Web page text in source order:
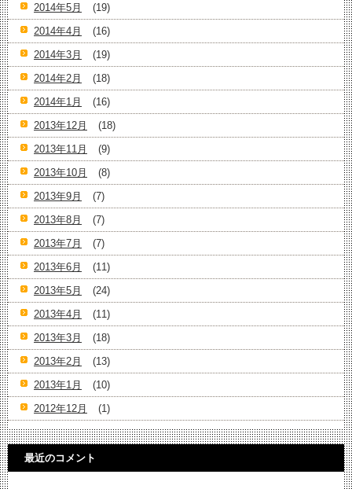
2014年5月
(19)
2014年4月
(16)
2014年3月
(19)
2014年2月
(18)
2014年1月
(16)
2013年12月
(18)
2013年11月
(9)
2013年10月
(8)
2013年9月
(7)
2013年8月
(7)
2013年7月
(7)
2013年6月
(11)
2013年5月
(24)
2013年4月
(11)
2013年3月
(18)
2013年2月
(13)
2013年1月
(10)
2012年12月
(1)
最近のコメント